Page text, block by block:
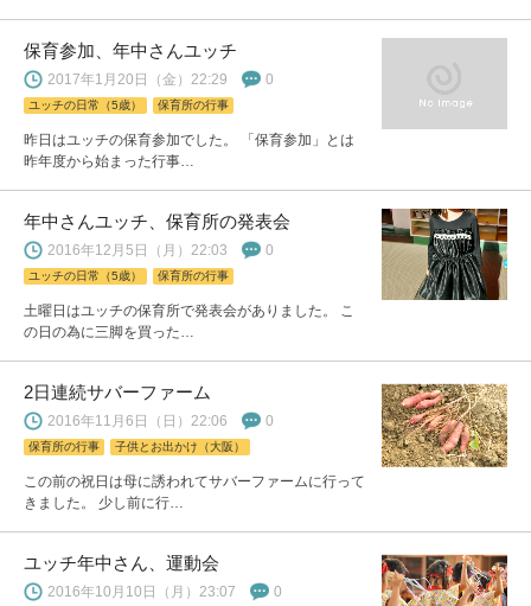
保育参加、年中さんユッチ
2017年1月20日（金）22:29 0
ユッチの日常（5歳） 保育所の行事
昨日はユッチの保育参加でした。 「保育参加」とは
昨年度から始まった行事…
年中さんユッチ、保育所の発表会
2016年12月5日（月）22:03 0
ユッチの日常（5歳） 保育所の行事
土曜日はユッチの保育所で発表会がありました。 こ
の日の為に三脚を買った…
2日連続サバーファーム
2016年11月6日（日）22:06 0
保育所の行事 子供とお出かけ（大阪）
この前の祝日は母に誘われてサバーファームに行って
きました。 少し前に行…
ユッチ年中さん、運動会
2016年10月10日（月）23:07 0